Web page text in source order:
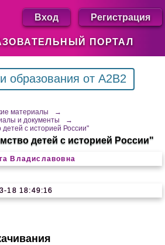
ПОРТАЛ
Вход Регистрация
образования от A2B2
материалы
→
и документы
→
с историей России"
детей с историей России"
Владиславовна
18 18:49:16